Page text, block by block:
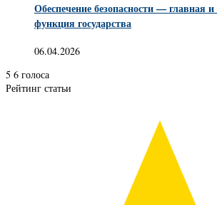
Обеспечение безопасности — главная
функция государства
06.04.2026
5 6 голоса
Рейтинг статьи